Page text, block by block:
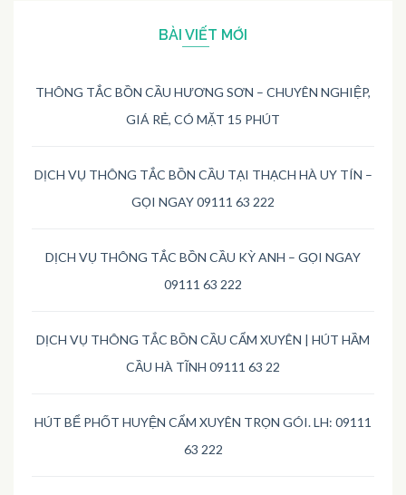
BÀI VIẾT MỚI
THÔNG TẮC BỒN CẦU HƯƠNG SƠN – CHUYÊN NGHIỆP,
GIÁ RẺ, CÓ MẶT 15 PHÚT
DỊCH VỤ THÔNG TẮC BỒN CẦU TẠI THẠCH HÀ UY TÍN –
GỌI NGAY 09111 63 222
DỊCH VỤ THÔNG TẮC BỒN CẦU KỲ ANH – GỌI NGAY
09111 63 222
DỊCH VỤ THÔNG TẮC BỒN CẦU CẨM XUYÊN | HÚT HẦM
CẦU HÀ TĨNH 09111 63 22
HÚT BỂ PHỐT HUYỆN CẨM XUYÊN TRỌN GÓI. LH: 09111
63 222